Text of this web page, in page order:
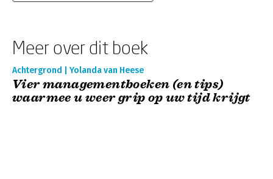
Meer over dit boek
Achtergrond | Yolanda van Heese
Vier managementboeken (en tips)
waarmee u weer grip op uw tijd krijgt